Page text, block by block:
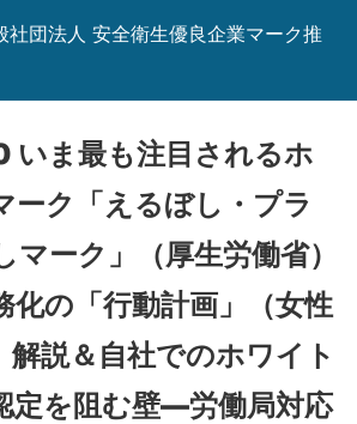
団法人 安全衛生優良企業マーク推
ま最も注目されるホ
ーク「えるぼし・プラ
マーク」（厚生労働省）
化の「行動計画」（女性
解説＆自社でのホワイト
定を阻む壁―労働局対応